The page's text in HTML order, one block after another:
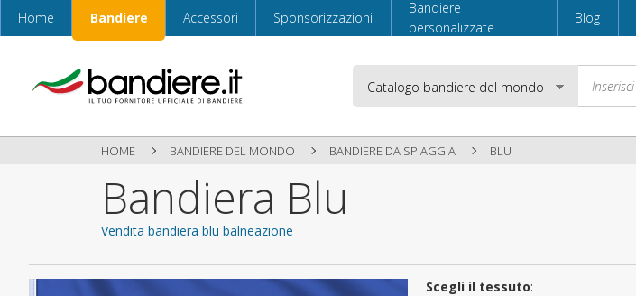
Home Bandiere Accessori Sponsorizzazioni
Bandiere
personalizzate
Blog
HOME BANDIERE DEL MONDO BANDIERE DA SPIAGGIA BLU
Bandiera Blu
Vendita bandiera blu balneazione
Scegli il tessuto: